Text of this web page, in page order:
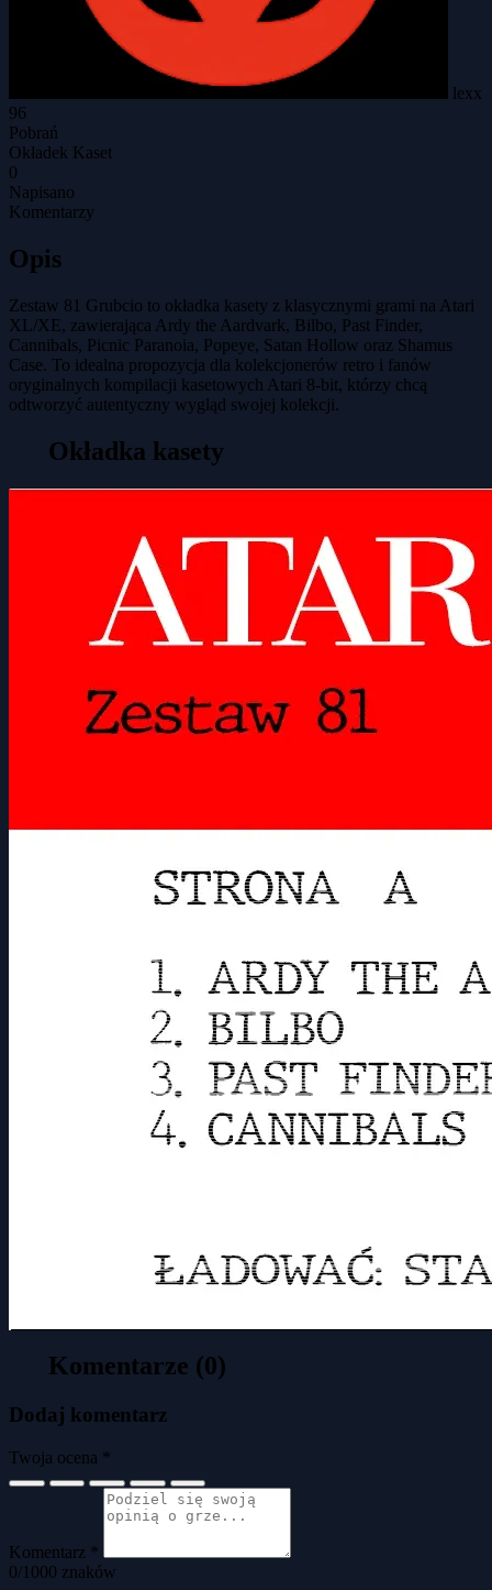
lexx
96
Pobrań
Okładek Kaset
0
Napisano
Komentarzy
Opis
Zestaw 81 Grubcio to okładka kasety z klasycznymi grami na Atari
XL/XE, zawierająca Ardy the Aardvark, Bilbo, Past Finder,
Cannibals, Picnic Paranoia, Popeye, Satan Hollow oraz Shamus
Case. To idealna propozycja dla kolekcjonerów retro i fanów
oryginalnych kompilacji kasetowych Atari 8-bit, którzy chcą
odtworzyć autentyczny wygląd swojej kolekcji.
Okładka kasety
Komentarze (0)
Dodaj komentarz
Twoja ocena *
Komentarz *
0/1000 znaków